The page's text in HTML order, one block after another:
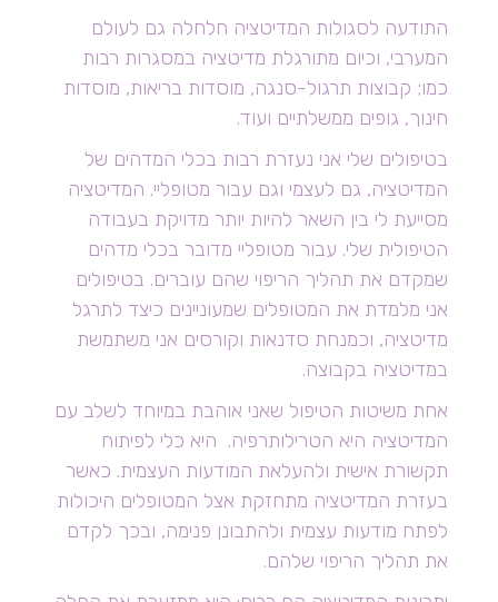
התודעה לסגולות המדיטציה חלחלה גם לעולם
המערבי, וכיום מתורגלת מדיטציה במסגרות רבות
כמו; קבוצות תרגול-סנגה, מוסדות בריאות, מוסדות
חינוך, גופים ממשלתיים ועוד.
בטיפולים שלי אני נעזרת רבות בכלי המדהים של
המדיטציה, גם לעצמי וגם עבור מטופליי. המדיטציה
מסייעת לי בין השאר להיות יותר מדויקת בעבודה
הטיפולית שלי. עבור מטופליי מדובר בכלי מדהים
שמקדם את תהליך הריפוי שהם עוברים. בטיפולים
אני מלמדת את המטופלים שמעוניינים כיצד לתרגל
מדיטציה, וכמנחת סדנאות וקורסים אני משתמשת
במדיטציה בקבוצה.
אחת משיטות הטיפול שאני אוהבת במיוחד לשלב עם
המדיטציה היא הטרילותרפיה. היא כלי לפיתוח
תקשורת אישית ולהעלאת המודעות העצמית. כאשר
בעזרת המדיטציה מתחזקת אצל המטופלים היכולות
לפתח מודעות עצמית ולהתבונן פנימה, ובכך לקדם
את תהליך הריפוי שלהם.